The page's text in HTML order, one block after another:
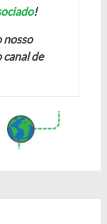
!
nosso
canal de